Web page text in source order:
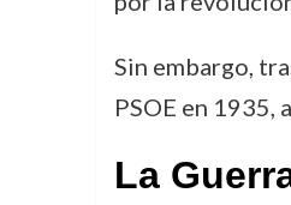
Sin embargo,
PSOE en 1935,
La